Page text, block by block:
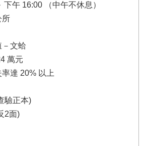
午 16:00 （中午不休息）
所
文蛤
萬元
達 20% 以上
驗正本)
2面)